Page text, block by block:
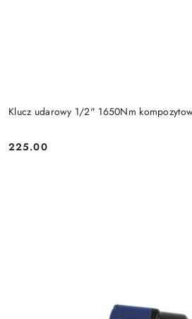
Klucz udarowy 1/2" 1650Nm
Cena:
225.00